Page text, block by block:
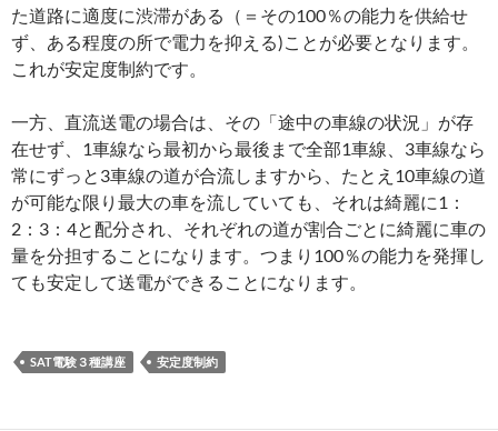
た道路に適度に渋滞がある（＝その100％の能力を供給せ
ず、ある程度の所で電力を抑える)ことが必要となります。
これが安定度制約です。
一方、直流送電の場合は、その「途中の車線の状況」が存
在せず、1車線なら最初から最後まで全部1車線、3車線なら
常にずっと3車線の道が合流しますから、たとえ10車線の道
が可能な限り最大の車を流していても、それは綺麗に1：
2：3：4と配分され、それぞれの道が割合ごとに綺麗に車の
量を分担することになります。つまり100％の能力を発揮し
ても安定して送電ができることになります。
SAT電験３種講座 安定度制約